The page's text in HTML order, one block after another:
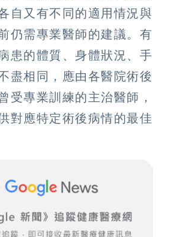
自又有不同的適用情況與
仍需專業醫師的建議。有
患的體質、身體狀況、手
盡相同，應由各醫院術後
受專業訓練的主治醫師，
對應特定術後病情的最佳